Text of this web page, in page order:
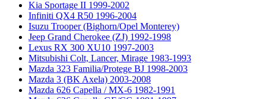
Kia Sportage II 1999-2002
Infiniti QX4 R50 1996-2004
Isuzu Trooper (Bighorn/Opel Monterey)
Jeep Grand Cherokee (ZJ) 1992-1998
Lexus RX 300 XU10 1997-2003
Mitsubishi Colt, Lancer, Mirage 1983-1993
Mazda 323 Familia/Protege BJ 1998-2003
Mazda 3 (BK Axela) 2003-2008
Mazda 626 Capella / MX-6 1982-1991